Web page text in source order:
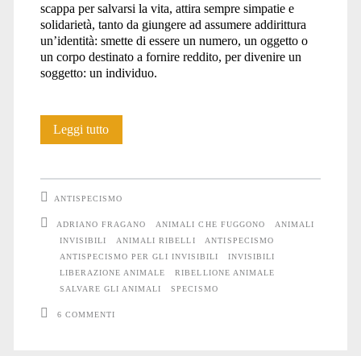
scappa per salvarsi la vita, attira sempre simpatie e
solidarietà, tanto da giungere ad assumere addirittura
un’identità: smette di essere un numero, un oggetto o
un corpo destinato a fornire reddito, per divenire un
soggetto: un individuo.
Leggi tuttoL’antispecismo
invisibili
ANTISPECISMO
ADRIANO FRAGANO ANIMALI CHE FUGGONO
ANIMALI
INVISIBILI
ANIMALI RIBELLI
ANTISPECISMO
ANTISPECISMO PER GLI INVISIBILI
INVISIBILI
LIBERAZIONE ANIMALE
RIBELLIONE ANIMALE
SALVARE GLI ANIMALI
SPECISMO
6 COMMENTI